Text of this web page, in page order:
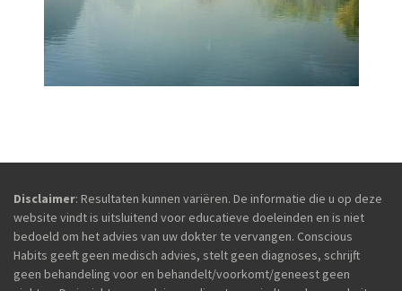
Disclaimer: Resultaten kunnen variëren. De informatie die u op deze
website vindt is uitsluitend voor educatieve doeleinden en is niet
bedoeld om het advies van uw dokter te vervangen. Conscious
Habits geeft geen medisch advies, stelt geen diagnoses, schrijft
geen behandeling voor en behandelt/voorkomt/geneest geen